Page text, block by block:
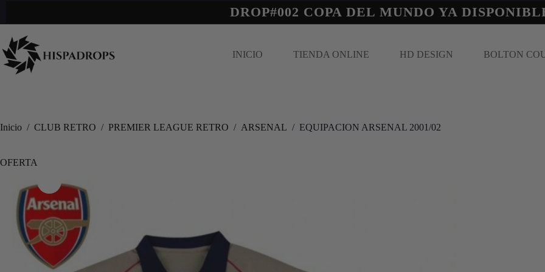
DROP#002 COPA DEL MUNDO YA
INICIO TIENDA ONLINE HD DESIGN BOLTON
Inicio / CLUB RETRO / PREMIER LEAGUE RETRO / ARSENAL / EQUIPACION ARSENAL 2001/02
OFERTA